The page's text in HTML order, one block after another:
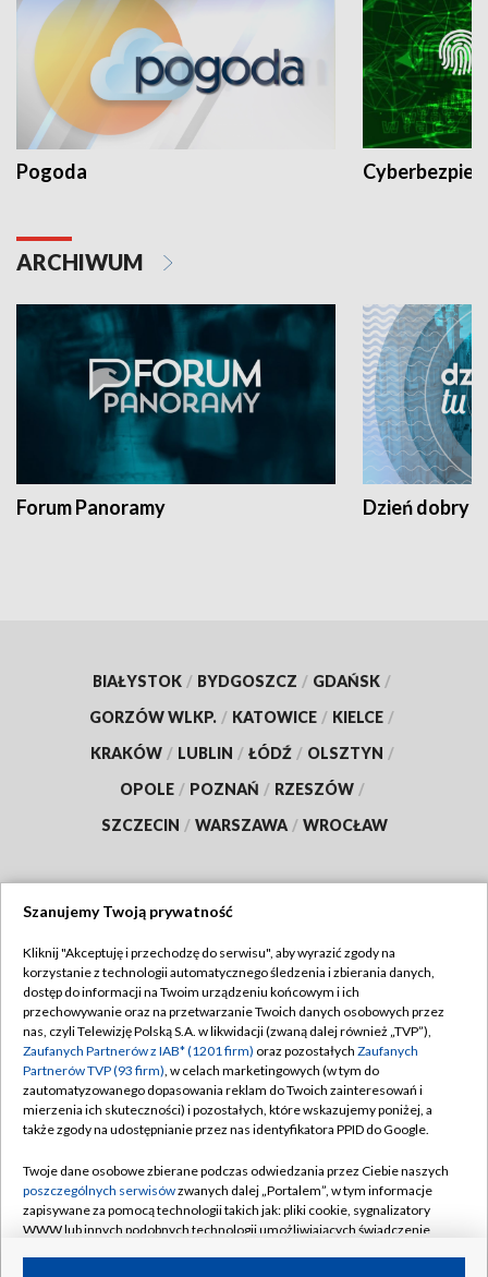
Pogoda
ARCHIWUM
Forum Panoramy Dzień dobry
BIAŁYSTOK / BYDGOSZCZ / GDAŃSK /
GORZÓW WLKP. / KATOWICE / KIELCE /
KRAKÓW / LUBLIN / ŁÓDŹ / OLSZTYN /
OPOLE / POZNAŃ / RZESZÓW /
SZCZECIN / WARSZAWA / WROCŁAW
TVP
Abonament TVP
Emisja w TVP
Centrum informacji TVP
Naziemna Telewizja Cyfrowa
Rada Programowa
System NOS
Informacje o nadawcy
Regulamin TVP
Polityka prywatności
Moje zgody
Pomoc
Kontakt
Kanały
Szanujemy Twoją prywatność
Kliknij "Akceptuję i przechodzę do serwisu", aby wyrazić zgody na
korzystanie z technologii automatycznego śledzenia i zbierania danych,
dostęp do informacji na Twoim urządzeniu końcowym i ich
przechowywanie oraz na przetwarzanie Twoich danych osobowych przez
nas, czyli Telewizję Polską S.A. w likwidacji (zwaną dalej również „TVP”),
Zaufanych Partnerów z IAB* (1201 firm) oraz pozostałych Zaufanych
Partnerów TVP (93 firm), w celach marketingowych (w tym do
zautomatyzowanego dopasowania reklam do Twoich zainteresowań i
mierzenia ich skuteczności) i pozostałych, które wskazujemy poniżej, a
także zgody na udostępnianie przez nas identyfikatora PPID do Google.
Twoje dane osobowe zbierane podczas odwiedzania przez Ciebie naszych
poszczególnych serwisówzwanych dalej „Portalem”, w tym informacje
zapisywane za pomocą technologii takich jak: pliki cookie, sygnalizatory
WWW lub innych podobnych technologii umożliwiających świadczenie